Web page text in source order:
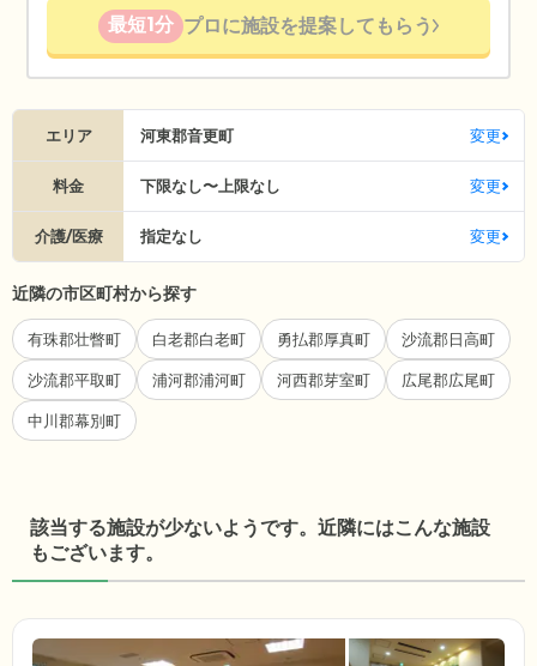
最短1分 プロに施設を提案してもらう
エリア 河東郡音更町 変更
料金 下限なし〜上限なし 変更
介護/医療 指定なし 変更
近隣の市区町村から探す
有珠郡壮瞥町 白老郡白老町 勇払郡厚真町 沙流郡日高町
沙流郡平取町 浦河郡浦河町 河西郡芽室町 広尾郡広尾町
中川郡幕別町
該当する施設が少ないようです。近隣にはこんな施設
もございます。